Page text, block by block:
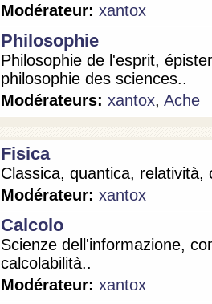
Modérateur: xantox
Philosophie
Philosophie de l'esprit,
philosophie des sciences..
Modérateurs: xantox, Ache
Fisica
Classica, quantica, relatività,
Modérateur: xantox
Calcolo
Scienze dell'informazione,
calcolabilità..
Modérateur: xantox